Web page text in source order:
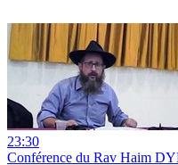
23:30
Conférence du Rav Haim